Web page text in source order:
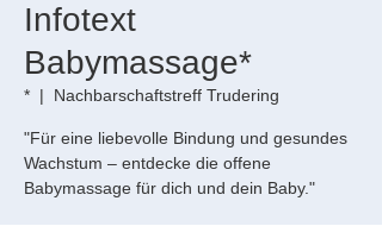
Infotext
Babymassage*
*
  |
Nachbarschaftstreff Trudering
"Für eine liebevolle Bindung und gesundes
Wachstum – entdecke die offene
Babymassage für dich und dein Baby."